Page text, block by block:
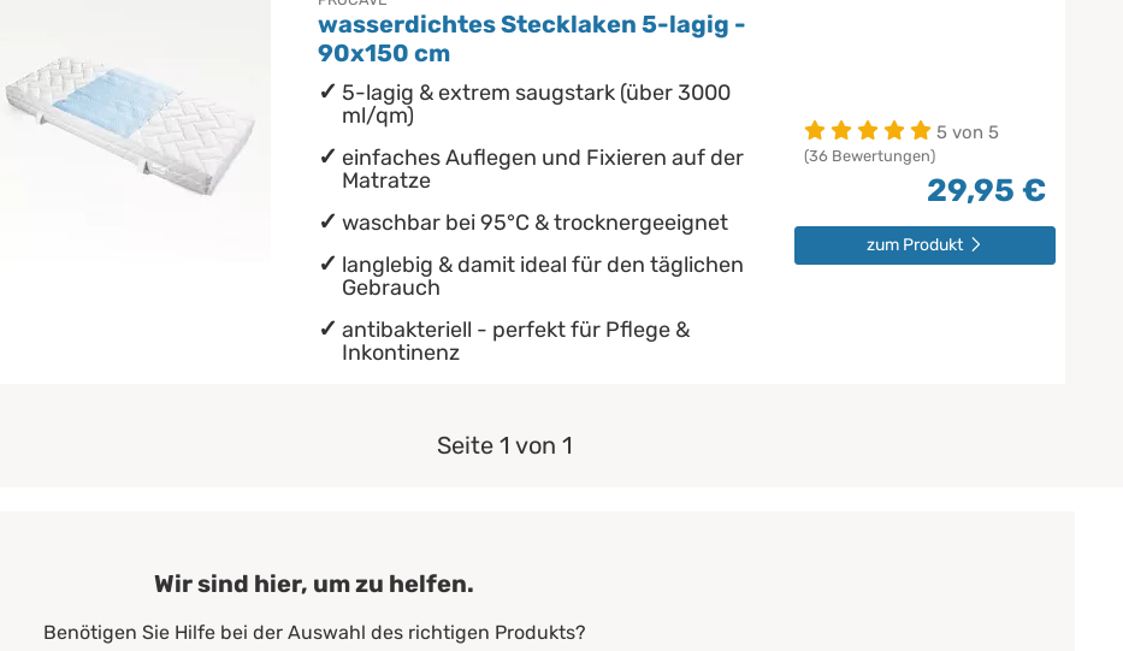
wasserdichtes Stecklaken 5-lagig -
90x150 cm
5-lagig & extrem saugstark (über 3000
ml/qm)
einfaches Auflegen und Fixieren auf der
Matratze
waschbar bei 95°C & trocknergeeignet
langlebig & damit ideal für den täglichen
Gebrauch
antibakteriell - perfekt für Pflege &
Inkontinenz
5 von 5
(36 Bewertungen)
29,95 €
zum Produkt
Seite 1 von 1
Wir sind hier, um zu helfen.
Benötigen Sie Hilfe bei der Auswahl des richtigen Produkts?